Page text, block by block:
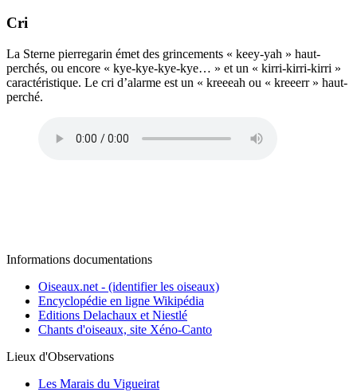
Cri
La Sterne pierregarin émet des grincements « keey-yah » haut-
perchés, ou encore « kye-kye-kye-kye… » et un « kirri-kirri-kirri »
caractéristique. Le cri d’alarme est un « kreeeah ou « kreeerr » haut-
perché.
Informations documentations
Oiseaux.net - (identifier les oiseaux)
Encyclopédie en ligne Wikipédia
Editions Delachaux et Niestlé
Chants d'oiseaux, site Xéno-Canto
Lieux d'Observations
Les Marais du Vigueirat